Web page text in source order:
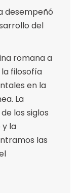
desempeñó
del
romana a
filosofía
en la
La
los siglos
y la
las